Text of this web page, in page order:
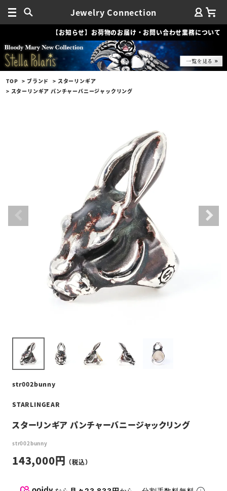
Jewelry Connection
【お知らせ】お荷物のお届け・お問い合わせ業務について
TOP ブランド
スターリンギア
スターリンギア パンチャーバニージャックリング
str002bunny
STARLINGEAR
スターリンギア パンチャーバニージャックリング
str002bunny
143,000